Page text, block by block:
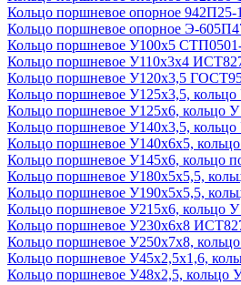
Кольцо поршневое опорное
Кольцо поршневое опорное Э-
Кольцо поршневое У100х5
Кольцо поршневое У110х3х4
Кольцо поршневое У120х3,5
Кольцо поршневое У125х3,5, кольцо
Кольцо поршневое У125х6, кольцо У
Кольцо поршневое У140х3,5, кольцо
Кольцо поршневое У140х6х5,
Кольцо поршневое У145х6, кольцо
Кольцо поршневое У180х5х5,5,
Кольцо поршневое У190х5х5,5,
Кольцо поршневое У215х6, кольцо У
Кольцо поршневое У230х6х8
Кольцо поршневое У250х7х8,
Кольцо поршневое У45х2,5х1,6,
Кольцо поршневое У48х2,5, кольцо